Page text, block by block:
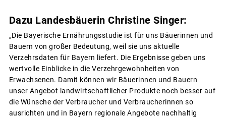
Dazu Landesbäuerin Christine Singer:
„Die Bayerische Ernährungsstudie ist für uns Bäuerinnen und
Bauern von großer Bedeutung, weil sie uns aktuelle
Verzehrsdaten für Bayern liefert. Die Ergebnisse geben uns
wertvolle Einblicke in die Verzehrgewohnheiten von
Erwachsenen. Damit können wir Bäuerinnen und Bauern
unser Angebot landwirtschaftlicher Produkte noch besser auf
die Wünsche der Verbraucher und Verbraucherinnen so
ausrichten und in Bayern regionale Angebote nachhaltig